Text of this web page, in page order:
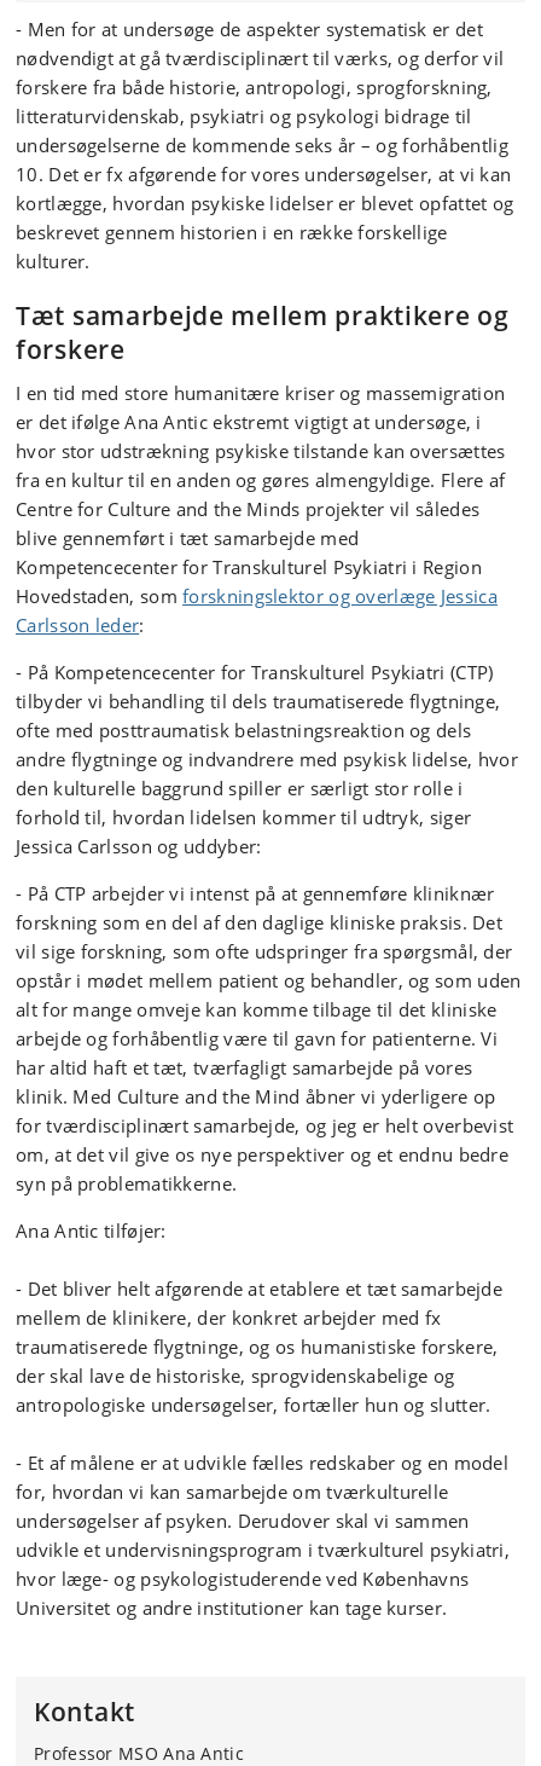
- Men for at undersøge de aspekter systematisk er det
nødvendigt at gå tværdisciplinært til værks, og derfor vil
forskere fra både historie, antropologi, sprogforskning,
litteraturvidenskab, psykiatri og psykologi bidrage til
undersøgelserne de kommende seks år – og forhåbentlig
10. Det er fx afgørende for vores undersøgelser, at vi kan
kortlægge, hvordan psykiske lidelser er blevet opfattet og
beskrevet gennem historien i en række forskellige
kulturer.
Tæt samarbejde mellem praktikere og
forskere
I en tid med store humanitære kriser og massemigration
er det ifølge Ana Antic ekstremt vigtigt at undersøge, i
hvor stor udstrækning psykiske tilstande kan oversættes
fra en kultur til en anden og gøres almengyldige. Flere af
Centre for Culture and the Minds projekter vil således
blive gennemført i tæt samarbejde med
Kompetencecenter for Transkulturel Psykiatri i Region
Hovedstaden, somforskningslektor og overlæge Jessica
Carlsson leder:
- På Kompetencecenter for Transkulturel Psykiatri (CTP)
tilbyder vi behandling til dels traumatiserede flygtninge,
ofte med posttraumatisk belastningsreaktion og dels
andre flygtninge og indvandrere med psykisk lidelse, hvor
den kulturelle baggrund spiller er særligt stor rolle i
forhold til, hvordan lidelsen kommer til udtryk, siger
Jessica Carlsson og uddyber:
- På CTP arbejder vi intenst på at gennemføre kliniknær
forskning som en del af den daglige kliniske praksis. Det
vil sige forskning, som ofte udspringer fra spørgsmål, der
opstår i mødet mellem patient og behandler, og som uden
alt for mange omveje kan komme tilbage til det kliniske
arbejde og forhåbentlig være til gavn for patienterne. Vi
har altid haft et tæt, tværfagligt samarbejde på vores
klinik. Med Culture and the Mind åbner vi yderligere op
for tværdisciplinært samarbejde, og jeg er helt overbevist
om, at det vil give os nye perspektiver og et endnu bedre
syn på problematikkerne.
Ana Antic tilføjer:
- Det bliver helt afgørende at etablere et tæt samarbejde
mellem de klinikere, der konkret arbejder med fx
traumatiserede flygtninge, og os humanistiske forskere,
der skal lave de historiske, sprogvidenskabelige og
antropologiske undersøgelser, fortæller hun og slutter.
- Et af målene er at udvikle fælles redskaber og en model
for, hvordan vi kan samarbejde om tværkulturelle
undersøgelser af psyken. Derudover skal vi sammen
udvikle et undervisningsprogram i tværkulturel psykiatri,
hvor læge- og psykologistuderende ved Københavns
Universitet og andre institutioner kan tage kurser.
Kontakt
Professor MSO Ana Antic